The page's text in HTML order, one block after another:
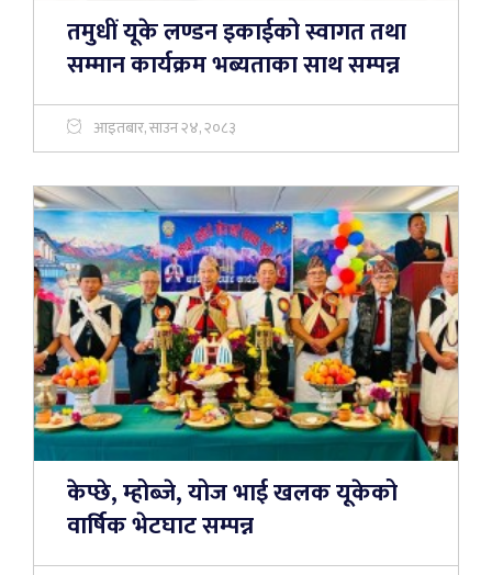
तमुधीं यूके लण्डन इकाईको स्वागत तथा
सम्मान कार्यक्रम भब्यताका साथ सम्पन्न
आइतबार, साउन २४, २०८३
केप्छे, म्होब्जे, योज भाई खलक यूकेको
वार्षिक भेटघाट सम्पन्न